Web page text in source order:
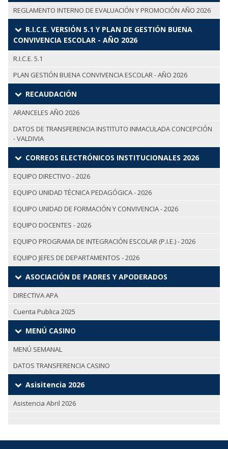
REGLAMENTO INTERNO DE EVALUACIÓN Y PROMOCIÓN AÑO 2026
R.I.C.E. VERSIÓN 5.1 Y PLAN DE GESTIÓN BUENA
CONVIVENCIA ESCOLAR - AÑO 2026
R.I.C.E. 5.1
PLAN GESTIÓN BUENA CONVIVENCIA ESCOLAR - AÑO 2026
RECAUDACIÓN
ARANCELES AÑO 2026
DATOS DE TRANSFERENCIA INSTITUTO INMACULADA CONCEPCIÓN
- VALDIVIA
CORREOS ELECTRÓNICOS INSTITUCIONALES 2026
EQUIPO DIRECTIVO - 2026
EQUIPO UNIDAD TÉCNICA PEDAGÓGICA - 2026
EQUIPO UNIDAD DE FORMACIÓN Y CONVIVENCIA - 2026
EQUIPO DOCENTES - 2026
EQUIPO PROGRAMA DE INTEGRACIÓN ESCOLAR (P.I.E.) - 2026
EQUIPO JEFES DE DEPARTAMENTOS - 2026
ASOCIACIÓN DE PADRES Y APODERADOS
DIRECTIVA APA
Cuenta Publica 2025
MENÚ CASINO
MENÚ SEMANAL
DATOS TRANSFERENCIA CASINO
Asisitencia 2026
Asistencia Abril 2026